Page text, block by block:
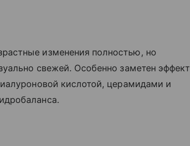
изменения полностью, но
свежей. Особенно заметен эффект
кислотой, церамидами и